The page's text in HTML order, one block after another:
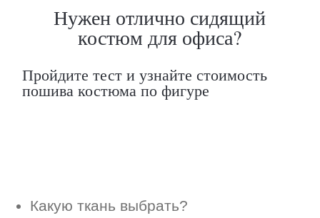
Ответим на все вопросы в удобном
для вас мессенджере
Max Telegram